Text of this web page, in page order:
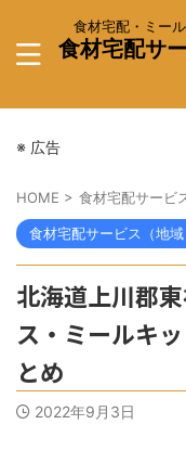
食材宅配・ミー
食材宅配サ
※ 広告
HOME > 食材宅配サービ
食材宅配サービス（地域
北海道上川郡
ス・ミールキ
とめ
2022年9月3日